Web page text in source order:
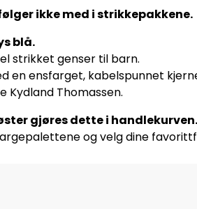
ikke med i strikkepakkene.
blå.
strikket genser til barn.
en ensfarget, kabelspunnet
Kydland Thomassen.
gjøres dette i handlekurven.
og velg dine